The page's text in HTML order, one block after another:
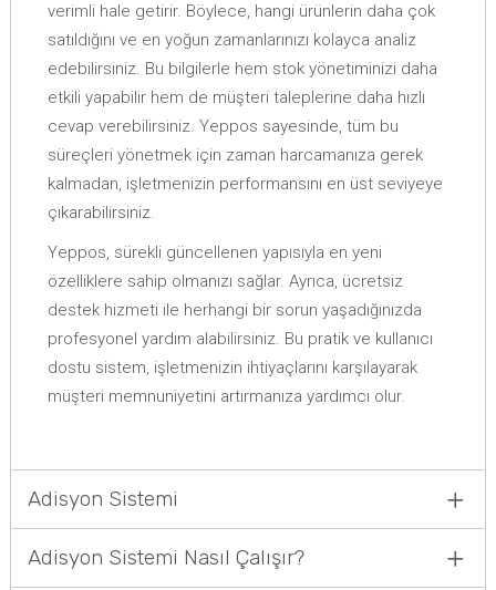
verimli hale getirir. Böylece, hangi ürünlerin daha çok
satıldığını ve en yoğun zamanlarınızı kolayca analiz
edebilirsiniz. Bu bilgilerle hem stok yönetiminizi daha
etkili yapabilir hem de müşteri taleplerine daha hızlı
cevap verebilirsiniz. Yeppos sayesinde, tüm bu
süreçleri yönetmek için zaman harcamanıza gerek
kalmadan, işletmenizin performansını en üst seviyeye
çıkarabilirsiniz.
Yeppos, sürekli güncellenen yapısıyla en yeni
özelliklere sahip olmanızı sağlar. Ayrıca, ücretsiz
destek hizmeti ile herhangi bir sorun yaşadığınızda
profesyonel yardım alabilirsiniz. Bu pratik ve kullanıcı
dostu sistem, işletmenizin ihtiyaçlarını karşılayarak
müşteri memnuniyetini artırmanıza yardımcı olur.
Adisyon Sistemi
Adisyon Sistemi Nasıl Çalışır?